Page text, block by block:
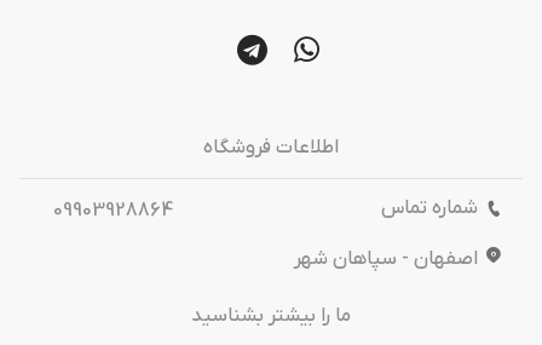
اطلاعات فروشگاه
شماره تماس
09903928864
اصفهان - سپاهان شهر
ما را بیشتر بشناسید